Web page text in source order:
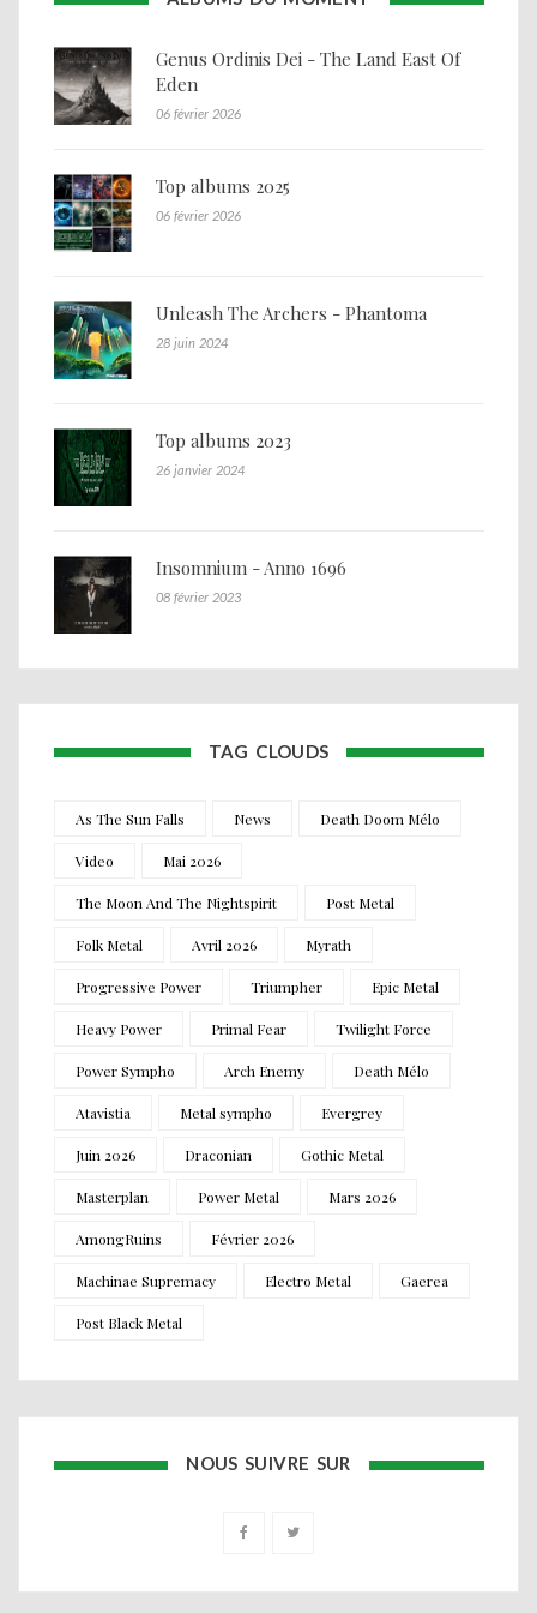
Genus Ordinis Dei - The Land East Of
Eden
06 février 2026
Top albums 2025
06 février 2026
Unleash The Archers - Phantoma
28 juin 2024
Top albums 2023
26 janvier 2024
Insomnium - Anno 1696
08 février 2023
TAG CLOUDS
As The Sun Falls News Death Doom Mélo
Video Mai 2026
The Moon And The Nightspirit Post Metal
Folk Metal Avril 2026 Myrath
Progressive Power Triumpher Epic Metal
Heavy Power Primal Fear Twilight Force
Power Sympho Arch Enemy Death Mélo
Atavistia Metal sympho Evergrey
Juin 2026 Draconian Gothic Metal
Masterplan Power Metal Mars 2026
AmongRuins Février 2026
Machinae Supremacy Electro Metal Gaerea
Post Black Metal
NOUS SUIVRE SUR